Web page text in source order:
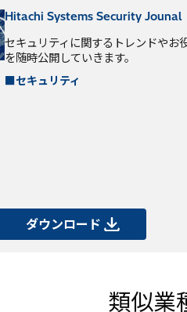
Hitachi Systems Security Jounal
セキュリティに関するトレンドやお
を随時公開していきます。
■セキュリティ
ダウンロード
類似業